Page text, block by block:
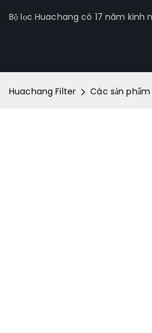
Bộ lọc Huachang có 17 năm kinh
Huachang Filter Các sản phẩm